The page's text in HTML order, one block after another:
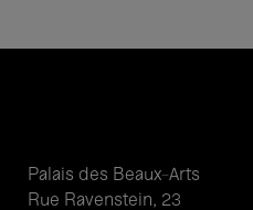
Palais des Beaux-Arts
Rue Ravenstein, 23